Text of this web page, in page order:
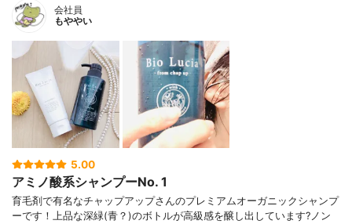
会社員
もややい
5.00
アミノ酸系シャンプーNo. 1
育毛剤で有名なチャップアップさんのプレミアムオーガニックシャンプ
ーです！上品な深緑(青？)のボトルが高級感を醸し出しています?ノン